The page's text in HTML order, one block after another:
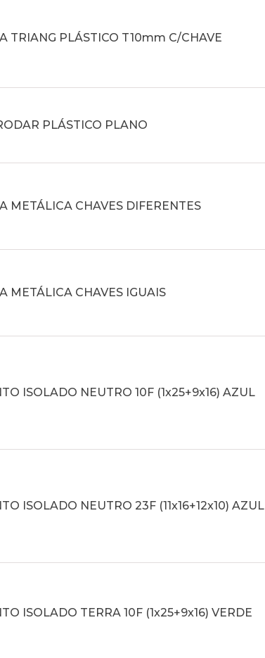
TRIANG PLÁSTICO T10mm C/CHAVE
PLÁSTICO PLANO
METÁLICA CHAVES DIFERENTES
METÁLICA CHAVES IGUAIS
ISOLADO NEUTRO 10F (1x25+9x16) AZUL
ISOLADO NEUTRO 23F (11x16+12x10) AZUL
ISOLADO TERRA 10F (1x25+9x16) VERDE